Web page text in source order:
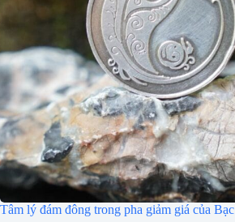
Tâm lý đám đông trong pha giảm giá của Bạc